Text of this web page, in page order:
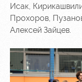
Исак,
Прохоров,
Алексей Зайцев.